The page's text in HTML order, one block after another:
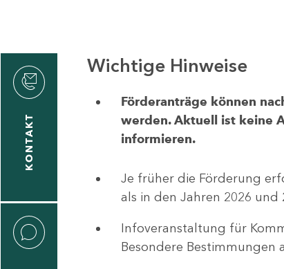
KONTAKT
Wichtige Hinweise
Förderanträge können
werden. Aktuell ist keine
informieren.
Je früher die Förderung
als in den Jahren 2026 und
Infoveranstaltung für
Besondere Bestimmungen